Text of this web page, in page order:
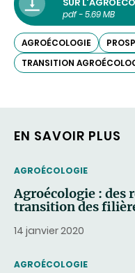
pdf - 5.69 MB
AGROÉCOLOGIE
TRANSITION
EN SAVOIR PLUS
THEMATIC
AGROÉCOLOGIE
Agroécologie : des
transition des
14 janvier 2020
THEMATIC
AGROÉCOLOGIE